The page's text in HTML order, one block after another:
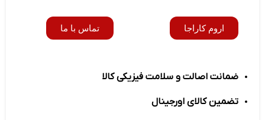
اروم کاراجا تماس با ما
ضمانت اصالت و سلامت فیزیکی کالا
تضمین کالای اورجینال